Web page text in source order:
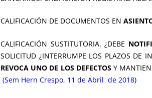
CALIFICACIÓN DE DOCUMENTOS EN
CALIFICACIÓN SUSTITUTORIA. ¿DEBE
SOLICITUD ¿INTERRUMPE LOS PLAZOS DE
REVOCA UNO DE LOS DEFECTOSY
(Sem Hern Crespo, 11 de Abril de 2018)